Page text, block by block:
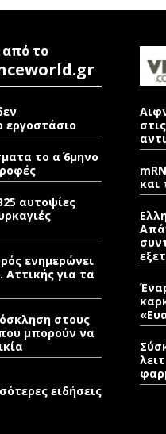
από το
εργοστάσιο
το α΄ 6μηνο
αυτοψίες
ενημερώνει
για τα
στους
μπορούν να
ειδήσεις
και